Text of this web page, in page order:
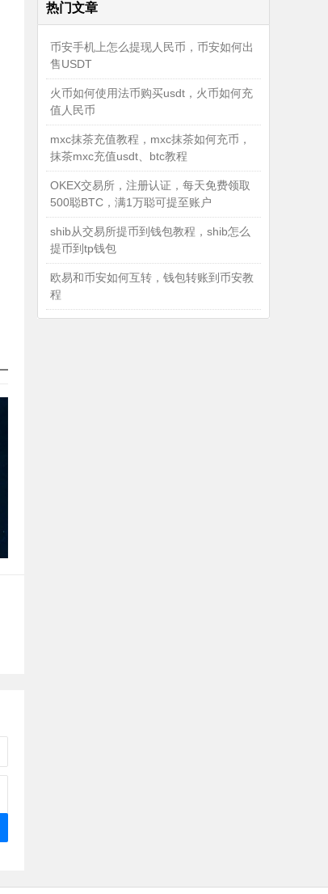
热门文章
币安手机上怎么提现人民币，币安如何出
售USDT
火币如何使用法币购买usdt，火币如何充
值人民币
mxc抹茶充值教程，mxc抹茶如何充币，
抹茶mxc充值usdt、btc教程
OKEX交易所，注册认证，每天免费领取
500聪BTC，满1万聪可提至账户
shib从交易所提币到钱包教程，shib怎么
提币到tp钱包
欧易和币安如何互转，钱包转账到币安教
程